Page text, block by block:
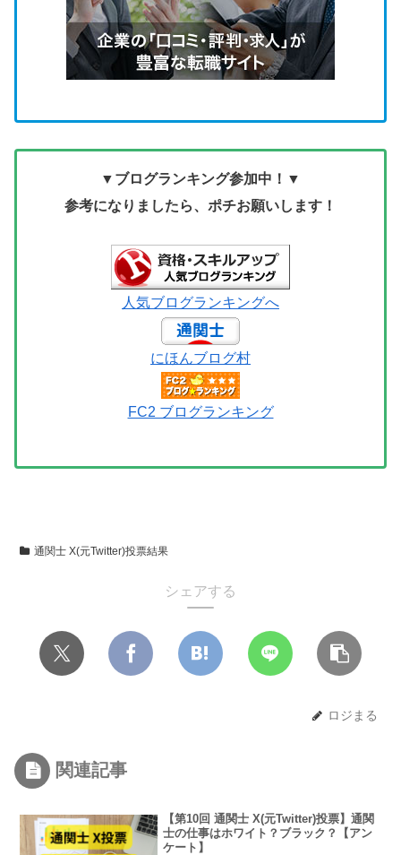
▼ブログランキング参加中！▼
参考になりましたら、ポチお願いします！
人気ブログランキングへ
にほんブログ村
FC2 ブログランキング
通関士 X(元Twitter)投票結果
シェアする
ロジまる
関連記事
【第10回 通関士 X(元Twitter)投票】通関
士の仕事はホワイト？ブラック？【アン
ケート】